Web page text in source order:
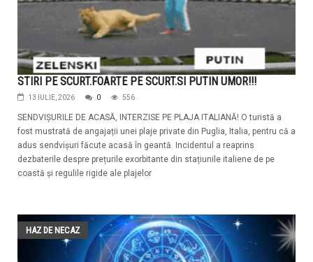
STIRI PE SCURT.FOARTE PE SCURT.SI PUTIN UMOR!!!
13 IULIE, 2026 0 556
SENDVIȘURILE DE ACASĂ, INTERZISE PE PLAJA ITALIANĂ! O turistă a
fost mustrată de angajații unei plaje private din Puglia, Italia, pentru că a
adus sendvișuri făcute acasă în geantă. Incidentul a reaprins
dezbaterile despre prețurile exorbitante din stațiunile italiene de pe
coastă și regulile rigide ale plajelor
HAZ DE NECAZ